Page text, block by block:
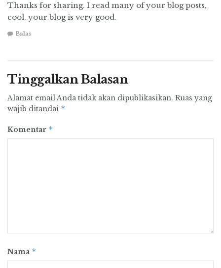
Thanks for sharing. I read many of your blog posts,
cool, your blog is very good.
Balas
Tinggalkan Balasan
Alamat email Anda tidak akan dipublikasikan. Ruas yang
wajib ditandai *
Komentar *
Nama *